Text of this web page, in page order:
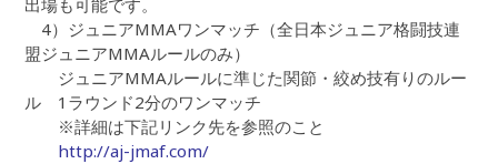
出場も可能です。
4）ジュニアMMAワンマッチ（全日本ジュニア格闘技連
盟ジュニアMMAルールのみ）
ジュニアMMAルールに準じた関節・絞め技有りのルー
ル 1ラウンド2分のワンマッチ
※詳細は下記リンク先を参照のこと
http://aj-jmaf.com/